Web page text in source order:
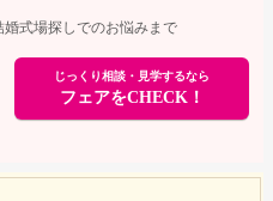
式場探しでのお悩みまで
じっくり相談・見学するなら
フェアをCHECK！